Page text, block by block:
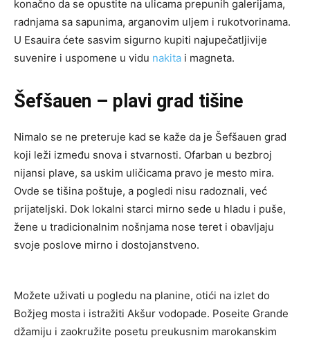
konačno da se opustite na ulicama prepunih galerijama,
radnjama sa sapunima, arganovim uljem i rukotvorinama.
U Esauira ćete sasvim sigurno kupiti najupečatljivije
suvenire i uspomene u vidu nakita i magneta.
Šefšauen – plavi grad tišine
Nimalo se ne preteruje kad se kaže da je Šefšauen grad
koji leži između snova i stvarnosti. Ofarban u bezbroj
nijansi plave, sa uskim uličicama pravo je mesto mira.
Ovde se tišina poštuje, a pogledi nisu radoznali, već
prijateljski. Dok lokalni starci mirno sede u hladu i puše,
žene u tradicionalnim nošnjama nose teret i obavljaju
svoje poslove mirno i dostojanstveno.
Možete uživati u pogledu na planine, otići na izlet do
Božjeg mosta i istražiti Akšur vodopade. Poseite Grande
džamiju i zaokružite posetu preukusnim marokanskim